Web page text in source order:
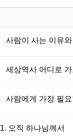
사람이 사는 이유와
세상역사 어디로
사람에게 가장 필
1. 오직 하나님께서